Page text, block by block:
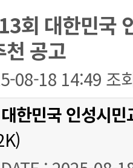
회 대한민국
공고
08-18 14:49 조
한민국 인성시민